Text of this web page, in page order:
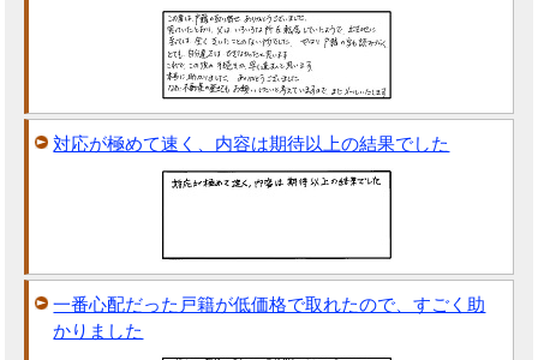
対応が極めて速く、内容は期待以上の結果でした
一番心配だった戸籍が低価格で取れたので、すごく助
かりました